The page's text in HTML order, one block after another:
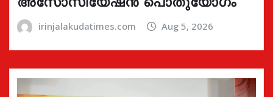
irinjalakudatimes.com Aug 5, 2026